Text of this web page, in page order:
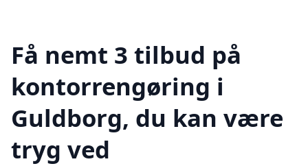
Få nemt 3 tilbud på
kontorrengøring i
Guldborg, du kan være
tryg ved